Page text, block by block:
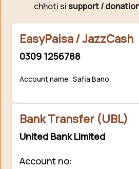
chhoti si support /
EasyPaisa / JazzCash
0309 1256788
Account name: Safia Bano
Bank Transfer (UBL)
United Bank Limited
Account no: